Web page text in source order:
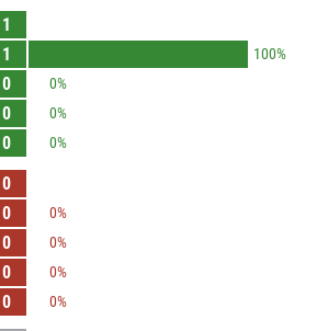
1
1
100%
0
0%
0
0%
0 0%
0
0
0%
0
0%
0
0%
0 0%